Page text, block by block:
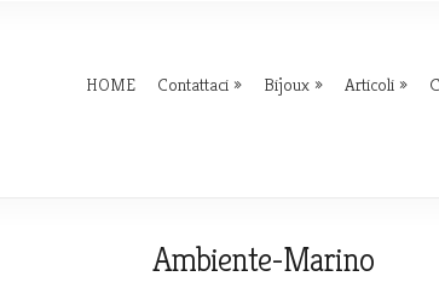
HOME Contattaci Bijoux Articoli
Ambiente-Marino